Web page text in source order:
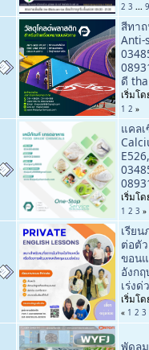
2 3 ... 9
สีทา
Anti-
ดี
เริ่มโ
1 2 »
แคล
เริ่มโ
1 2 3 »
เรีย
ต่อตั
ขอน
อังก
เร่งด่
เริ่มโ
« 1 2 3
พัดล